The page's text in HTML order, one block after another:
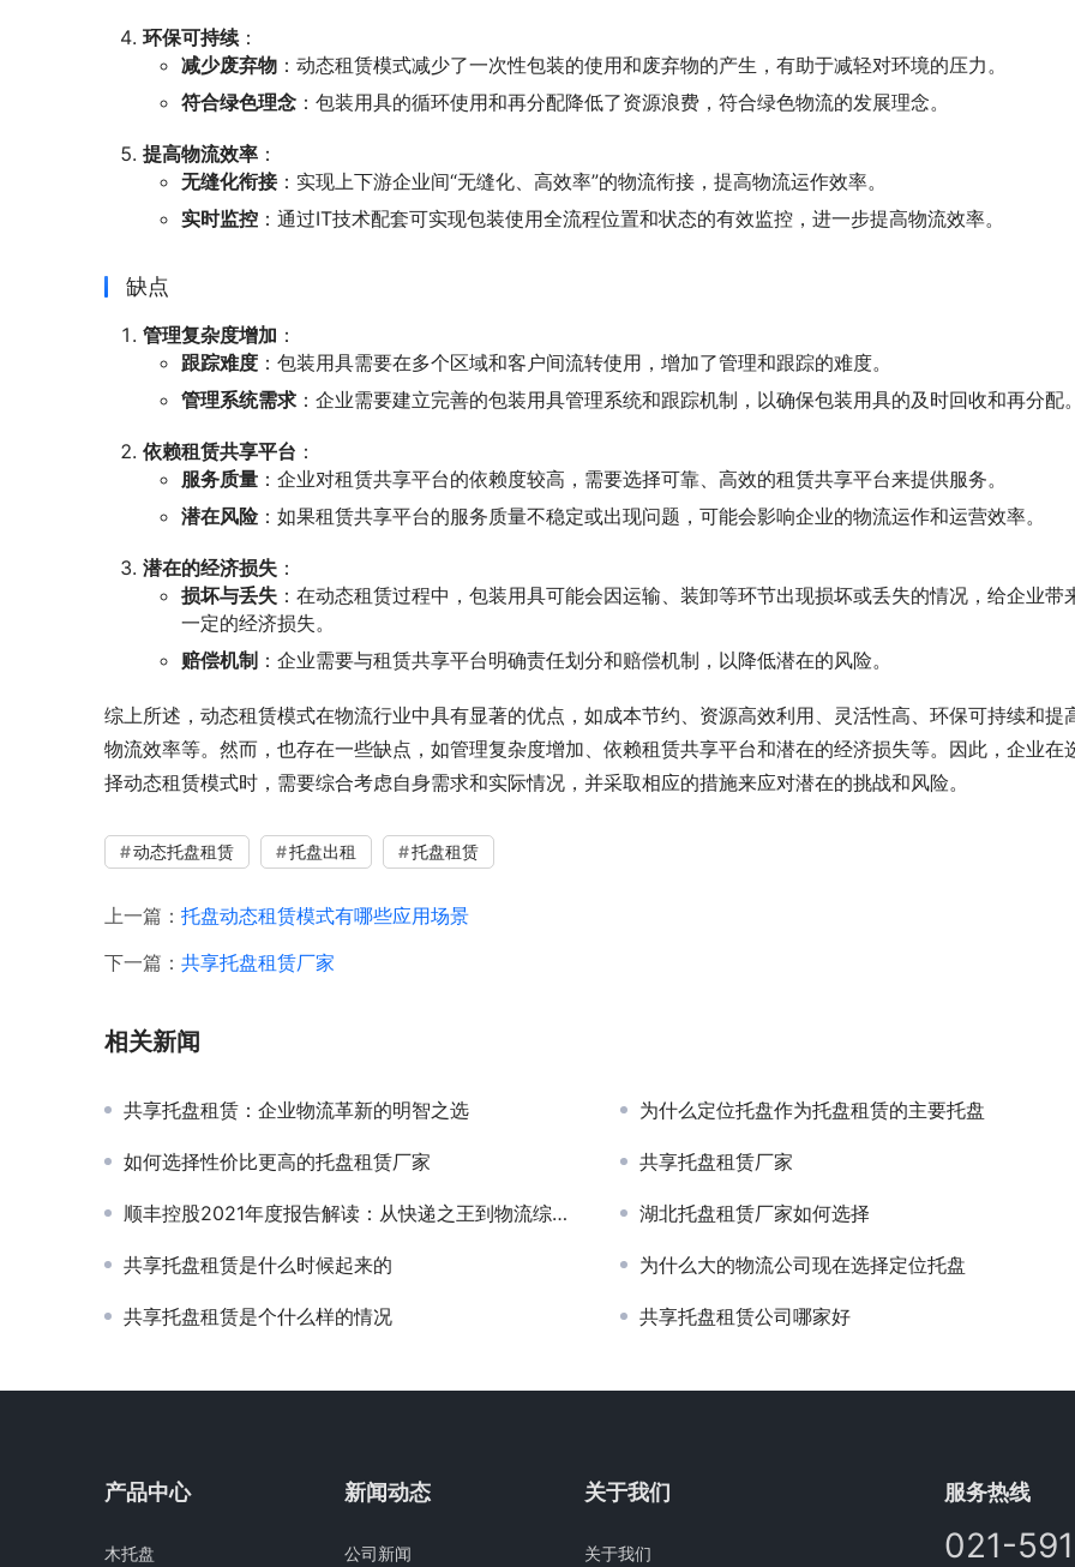
环保可持续：
减少废弃物 ：动态租赁模式减少了一次性包装的使用和废弃物的产生，有助于减轻对环境的压力。
符合绿色理念 ：包装用具的循环使用和再分配降低了资源浪费，符合绿色物流的发展理念。
提高物流效率 ：
无缝化衔接：实现上下游企业间“无缝化、高效率”的物流衔接，提高物流运作效率。
实时监控 ：通过IT技术配套可实现包装使用全流程位置和状态的有效监控，进一步提高物流效率。
缺点
管理复杂度增加 ：
跟踪难度 ：包装用具需要在多个区域和客户间流转使用，增加了管理和跟踪的难度。
管理系统需求 ：企业需要建立完善的包装用具管理系统和跟踪机制，以确保包装用具的及时回收和再分配
依赖租赁共享平台 ：
服务质量 ：企业对租赁共享平台的依赖度较高，需要选择可靠、高效的租赁共享平台来提供服务。
潜在风险：如果租赁共享平台的服务质量不稳定或出现问题，可能会影响企业的物流运作和运营效率。
潜在的经济损失 ：
损坏与丢失 ：在动态租赁过程中，包装用具可能会因运输、装卸等环节出现损坏或丢失的情况，给企业带
一定的经济损失。
赔偿机制 ：企业需要与租赁共享平台明确责任划分和赔偿机制，以降低潜在的风险。
综上所述，动态租赁模式在物流行业中具有显著的优点，如成本节约、资源高效利用、灵活性高、环保可持续和提
物流效率等。然而，也存在一些缺点，如管理复杂度增加、依赖租赁共享平台和潜在的经济损失等。因此，企业在
择动态租赁模式时，需要综合考虑自身需求和实际情况，并采取相应的措施来应对潜在的挑战和风险。
动态托盘租赁 托盘出租 托盘租赁
上一篇： 托盘动态租赁模式有哪些应用场景
下一篇： 共享托盘租赁厂家
相关新闻
共享托盘租赁：企业物流革新的明智之选 为什么定位托盘作为托盘租赁的主要托盘
如何选择性价比更高的托盘租赁厂家 共享托盘租赁厂家
顺丰控股2021年度报告解读：从快递之王到物流综合服务商的华丽转身 湖北托盘租赁厂家如何选择
共享托盘租赁是什么时候起来的 为什么大的物流公司现在选择定位托盘
共享托盘租赁是个什么样的情况 共享托盘租赁公司哪家好
产品中心
木托盘
新闻动态
公司新闻
关于我们
关于我们
服务热线
021-